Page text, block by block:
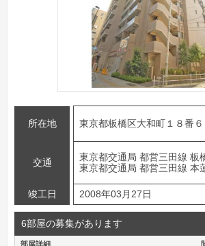
所在地 東京都板橋区大和町１８番６
交通
東京都交通局 都営三田線 板
東京都交通局 都営三田線 本
竣工日 2008年03月27日
6部屋の募集があります
部屋詳細